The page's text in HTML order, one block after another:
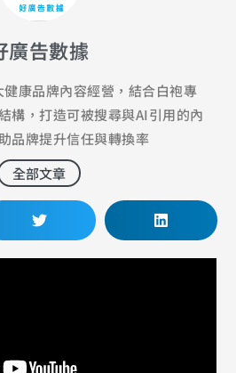
廣告數據
康品牌內容經營，結合白袍專
構，打造可被搜尋與AI引用的內
品牌提升信任與轉換率
全部文章